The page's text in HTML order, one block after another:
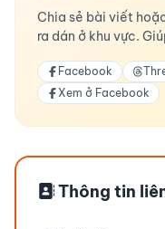
Chia sẻ bài viết
ra dán ở khu vực.
Facebook
Xem ở Facebook
Thông tin